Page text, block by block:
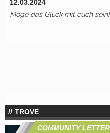
12.03.2024
Möge das Glück mit euch sein!
TROVE
COMMUNITY LETTER